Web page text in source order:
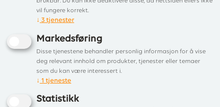
Liste
vil fungere korrekt.
↓ 3 tjenester
Markedsføring
Disse tjenestene behandler personlig informasjon for å vise
deg relevant innhold om produkter, tjenester eller temaer
som du kan være interessert i.
↓ 1 tjeneste
Statistikk